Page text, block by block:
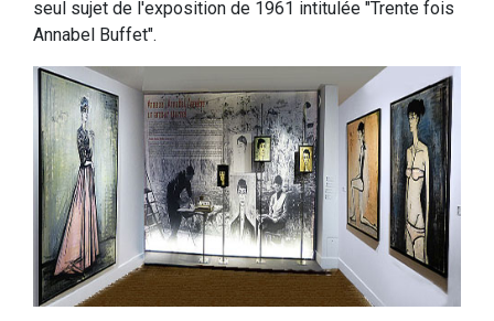
seul sujet de l'exposition de 1961 intitulée "Trente fois
Annabel Buffet".